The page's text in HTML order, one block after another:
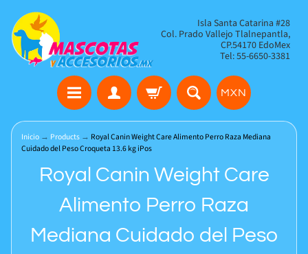
Isla Santa Catarina #28
Col. Prado Vallejo Tlalnepantla,
CP.54170 EdoMex
Tel: 55-6650-3381
MXN
Inicio → Products → Royal Canin Weight Care Alimento Perro Raza Mediana
Cuidado del Peso Croqueta 13.6 kg iPos
Royal Canin Weight Care
Alimento Perro Raza
Mediana Cuidado del Peso